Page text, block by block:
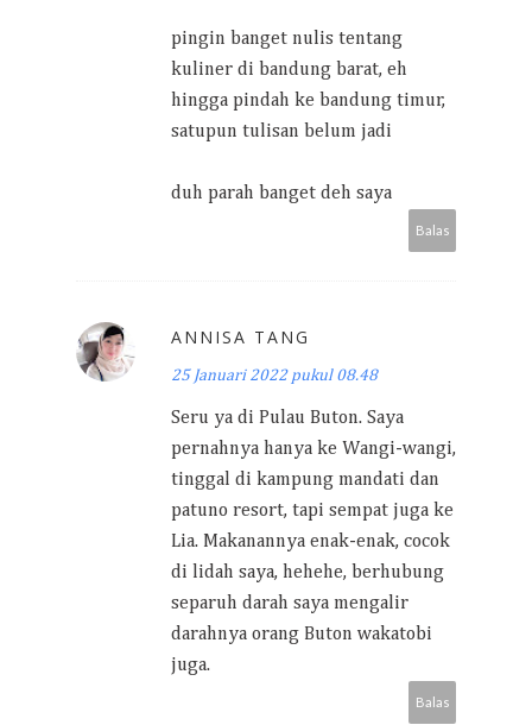
pingin banget nulis tentang
kuliner di bandung barat, eh
hingga pindah ke bandung timur,
satupun tulisan belum jadi
duh parah banget deh saya
Balas
ANNISA TANG
25 Januari 2022 pukul 08.48
Seru ya di Pulau Buton. Saya
pernahnya hanya ke Wangi-wangi,
tinggal di kampung mandati dan
patuno resort, tapi sempat juga ke
Lia. Makanannya enak-enak, cocok
di lidah saya, hehehe, berhubung
separuh darah saya mengalir
darahnya orang Buton wakatobi
juga.
Balas